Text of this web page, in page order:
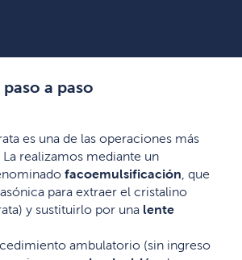
a paso
es una de las operaciones más
La realizamos mediante un
facoemulsificación , que
para extraer el cristalino
y sustituirlo por una lente
ambulatorio (sin ingreso